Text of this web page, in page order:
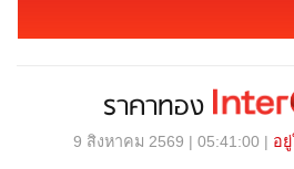
ราคาทอง
9 สิงหาคม 2569 | 05:41:00 | อ